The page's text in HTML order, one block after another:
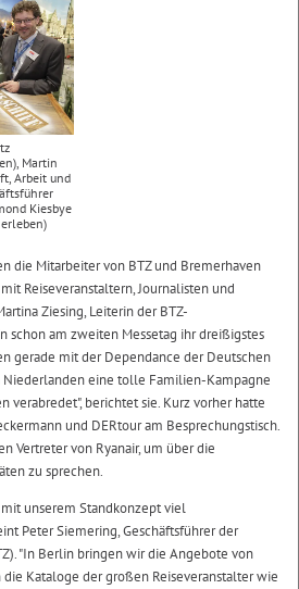
Martin
Arbeit und
Kiesbye
die Mitarbeiter von BTZ und Bremerhaven
Reiseveranstaltern, Journalisten und
Ziesing, Leiterin der BTZ-
schon am zweiten Messetag ihr dreißigstes
gerade mit der Dependance der Deutschen
Niederlanden eine tolle Familien-Kampagne
verabredet", berichtet sie. Kurz vorher hatte
und DERtour am Besprechungstisch.
Vertreter von Ryanair, um über die
zu sprechen.
unserem Standkonzept viel
Peter Siemering, Geschäftsführer der
"In Berlin bringen wir die Angebote von
Kataloge der großen Reiseveranstalter wie